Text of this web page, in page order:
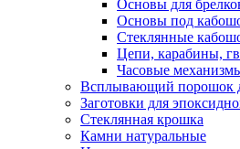
Основы для
Основы под
Стеклянные
Цепи, карабины,
Часовые
Всплывающий порошок
Заготовки для
Стеклянная крошка
Камни натуральные